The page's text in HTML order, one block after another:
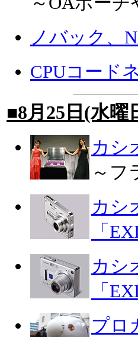
ノバック、
CPUコード
■8月25日(水曜
カシ
～フ
カシ
「
カシ
「
プロ